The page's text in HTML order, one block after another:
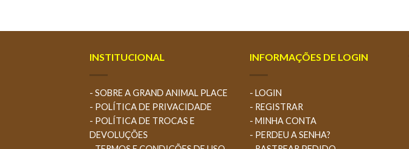
INSTITUCIONAL
- SOBRE A GRAND ANIMAL PLACE
- POLÍTICA DE PRIVACIDADE
- POLÍTICA DE TROCAS E
DEVOLUÇÕES
INFORMAÇÕES DE LOGIN
- LOGIN
- REGISTRAR
- MINHA CONTA
- PERDEU A SENHA?